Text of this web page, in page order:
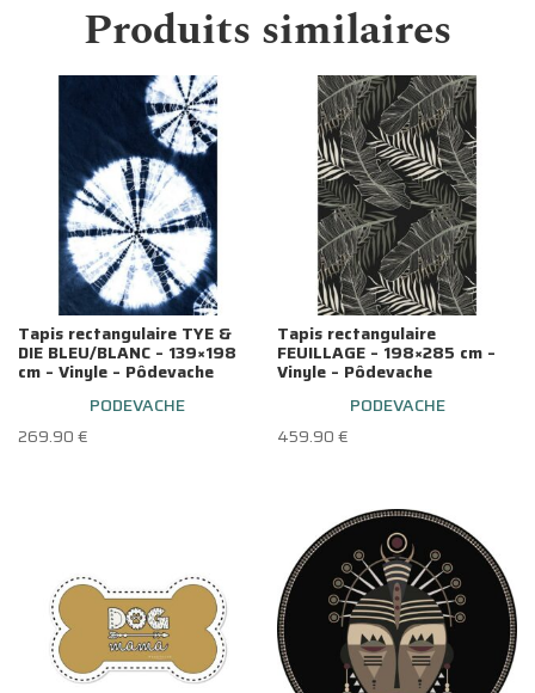
Produits similaires
Tapis rectangulaire TYE &
DIE BLEU/BLANC – 139×198
cm – Vinyle – Pôdevache
PODEVACHE
269.90€
Tapis rectangulaire
FEUILLAGE – 198×285 cm –
Vinyle – Pôdevache
PODEVACHE
459.90€